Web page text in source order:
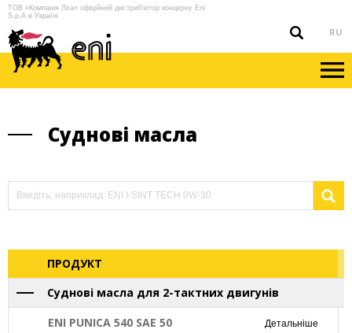
ТОВ «Компанія Ліга» офіційний дистриб'ютор концерну Eni
S.p.A в Україні
RU
Суднові масла
ПРОДУКТ
Суднові масла для 2-тактних двигунів
ENI PUNICA 540 SAE 50
Детальніше